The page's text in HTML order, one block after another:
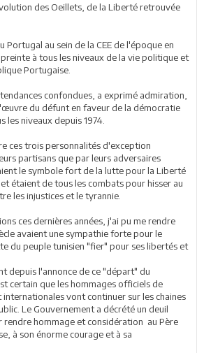
des Oeillets, de la Liberté retrouvée
Portugal au sein de la CEE de l'époque en
à tous les niveaux de la vie politique et
Portugaise.
confondues, a exprimé admiration,
du défunt en faveur de la démocratie
niveaux depuis 1974.
ces trois personnalités d'exception
partisans que par leurs adversaires
le symbole fort de la lutte pour la Liberté
étaient de tous les combats pour hisser au
les injustices et le tyrannie.
ces dernières années, j'ai pu me rendre
avaient une sympathie forte pour le
du peuple tunisien "fier" pour ses libertés et
depuis l'annonce de ce "départ" du
certain que les hommages officiels de
vont continuer sur les chaines
Le Gouvernement a décrété un deuil
hommage et considération au Père
à son énorme courage et à sa